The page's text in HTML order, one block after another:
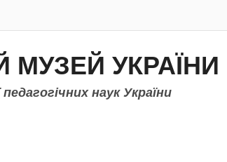
МУЗЕЙ УКРАЇНИ
наук України